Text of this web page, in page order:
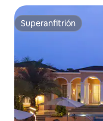
Superanfitrión
Superanfitrión